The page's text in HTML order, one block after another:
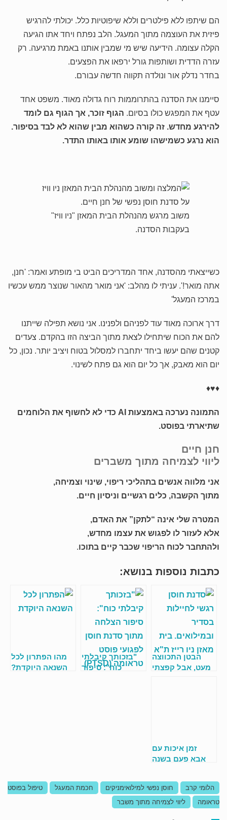
הם שיתפו ללא פילטרים וללא שיפוטיות כלל. יכולתי להרגיש
פיזית את העוצמה מתוך המעגל. הלב נפתח ויחד אתו הגיעה
הקלה עצומה. הידיעה שיש מי שמבין אותנו באמת מרגיעה. רק
עזרה הדדית ושותפות גורל ירפאו את הפצעים.
בחדר נדלק אור ונולדה תקווה חדשה עבורם.
סיימנו את הסדנה בהתרוממות רוח גדולה מאוד. משפט אחד
עטף את המפגש כולו בסיום. הגוף זוכר, אך הגוף גם לומד
להירגע מחדש. זה קורה כשהוא מבין שהוא לא לבד בסיפור.
הוא נרגע כשמישהו שומע אותו באותו התדר.
משוב מרגש מהנהלת הבית המאזן "ניו וויז"
בעקבות הסדנה.
כשייצאתי מהסדנה, אחד המדריכים הביט בי מופתע ואמר: 'חנן,
אתה מואר!'. עניתי לו מהלב: 'אני מואר מהאור שנוצר ממש עכשיו
במרכז המעגל'
דרך ארוכה מאוד עוד לפניהם ולפנינו. אני נושא תפילה שייתנו
להם את הכוח שיתחילו לצאת מתוך הביצה הזו בהקדם. צעדים
קטנים שהם יעשו ביחד יתחברו למסלול בטוח ויציב יותר. נכון, כל
יום הוא מאבק, אך כל יום הוא גם פתח לשינוי.
♦♥♦
התמונה נערכה באמצעות AI כדי לא לחשוף את הלוחמים
שתיארתי בפוסט.
חנן חיים
ליווי לצמיחה מתוך משברים
אני מלווה אנשים בתהליכי ריפוי, שינוי וצמיחה,
מתוך הקשבה, כלים רגשיים וניסיון חיים.
המטרה שלי אינה “לתקן” את האדם,
אלא לעזור לו לפגוש את עצמו מחדש,
ולהתחבר לכוח הריפוי שכבר קיים בתוכו.
כתבות נוספות בנושא:
הבטן התכווצה
מעט, אבל קפצתי
"בזכותך קיבלתי
כוח": סיפור
מהו הפתרון לכל
השנאה היוקדת?
זמן איכות עם
אבא פעם בשנה
הלומי קרב חוסן נפשי למילואימניקים חכמת המעגל
טיפול בפוסט
טראומה
ליווי לצמיחה מתוך משבר